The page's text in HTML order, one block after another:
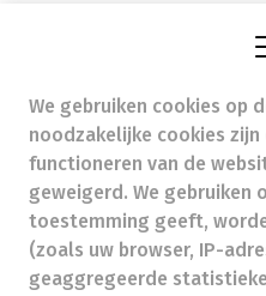
info@farmakoersel.be -
nr.)
Beroepstitel:
Beroepsvereniging:
Bond
Valt onder toezicht
We gebruiken cookies op
noodzakelijke cookies
functioneren van de
geweigerd. We gebruiken
toestemming geeft,
(zoals uw browser, IP-
geaggregeerde